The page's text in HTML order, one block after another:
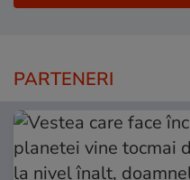
PARTENERI